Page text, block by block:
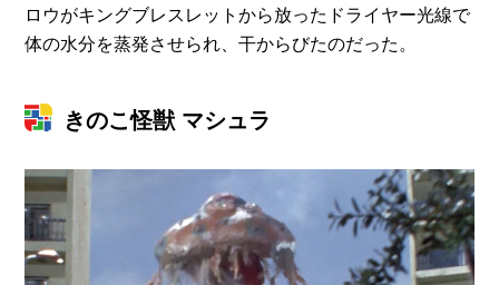
ロウがキングブレスレットから放ったドライヤー光線で
体の水分を蒸発させられ、干からびたのだった。
きのこ怪獣 マシュラ